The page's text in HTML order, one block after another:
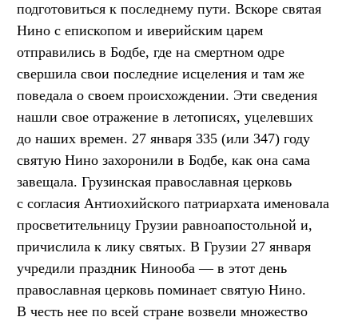
подготовиться к последнему пути. Вскоре святая
Нино с епископом и иверийским царем
отправились в Бодбе, где на смертном одре
свершила свои последние исцеления и там же
поведала о своем происхождении. Эти сведения
нашли свое отражение в летописях, уцелевших
до наших времен. 27 января 335 (или 347) году
святую Нино захоронили в Бодбе, как она сама
завещала. Грузинская православная церковь
с согласия Антиохийского патриархата именовала
просветительницу Грузии равноапостольной и,
причислила к лику святых. В Грузии 27 января
учредили праздник Нинооба — в этот день
православная церковь поминает святую Нино.
В честь нее по всей стране возвели множество